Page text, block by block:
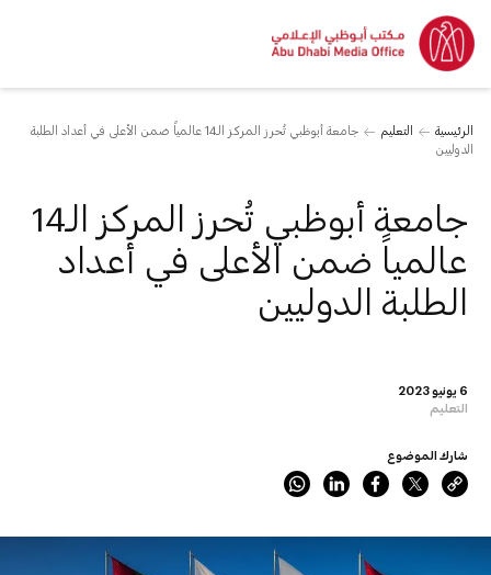
الرئيسية التعليم
جامعة أبوظبي تُحرز المركز الـ14 عالمياً ضمن الأعلى في أعداد الطلبة
الدوليين
6 يونيو 2023
التعليم
جامعة أبوظبي تُحرز المركز الـ14
عالمياً ضمن الأعلى في أعداد
الطلبة الدوليين
شارك الموضوع